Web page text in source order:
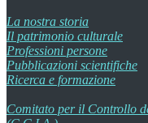
La nostra storia
Il patrimonio culturale
Professioni persone
Pubblicazioni scientifiche
Ricerca e formazione
Comitato per il Controllo